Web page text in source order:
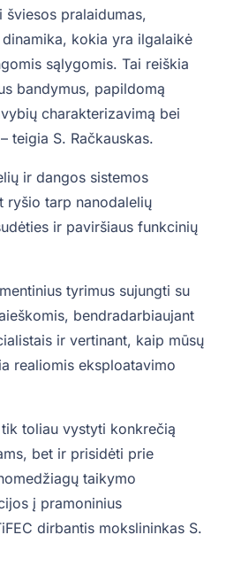
pralaidumas,
kokia yra ilgalaikė
sąlygomis. Tai reiškia
bandymus, papildomą
charakterizavimą bei
teigia S. Račkauskas.
ir dangos sistemos
ryšio tarp nanodalelių
ir paviršiaus funkcinių
tyrimus sujungti su
bendradarbiaujant
ir vertinant, kaip mūsų
realiomis eksploatavimo
toliau vystyti konkrečią
bet ir prisidėti prie
taikymo
į pramoninius
dirbantis mokslininkas S.